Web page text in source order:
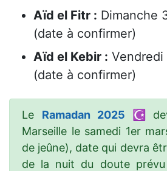
Aïd el Fitr : Dimanche
(date à confirmer)
Aïd el Kebir :
(date à confirmer)
Le Ramadan 2025 ☪️
Marseille le samedi 1er
de jeûne), date qui devra
de la nuit du doute